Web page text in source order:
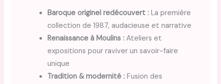
Baroque originel redécouvert : La première
collection de 1987, audacieuse et narrative
Renaissance à Moulins : Ateliers et
expositions pour raviver un savoir-faire
unique
Tradition & modernité : Fusion des